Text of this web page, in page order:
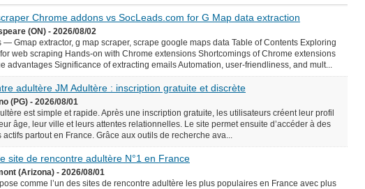
Chrome addons vs SocLeads.com for G Map data extraction
(ON) - 2026/08/02
— Gmap extractor, g map scraper, scrape google maps data Table of Contents Exploring
web scraping Hands-on with Chrome extensions Shortcomings of Chrome extensions
advantages Significance of extracting emails Automation, user-friendliness, and mult...
adultère JM Adultère : inscription gratuite et discrète
(PG) - 2026/08/01
est simple et rapide. Après une inscription gratuite, les utilisateurs créent leur profil
âge, leur ville et leurs attentes relationnelles. Le site permet ensuite d’accéder à des
partout en France. Grâce aux outils de recherche ava...
site de rencontre adultère N°1 en France
(Arizona) - 2026/08/01
comme l’un des sites de rencontre adultère les plus populaires en France avec plus